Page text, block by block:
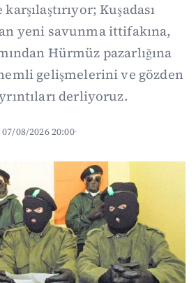
Kuşadası
yeni savunma ittifakına,
Hürmüz pazarlığına
gelişmelerini ve gözden
derliyoruz.
07/08/2026 20:00·